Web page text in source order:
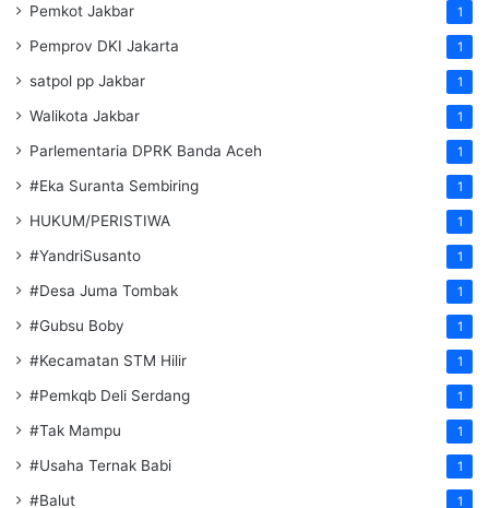
Pemkot Jakbar 1
Pemprov DKI Jakarta 1
satpol pp Jakbar 1
Walikota Jakbar 1
Parlementaria DPRK Banda Aceh 1
#Eka Suranta Sembiring 1
HUKUM/PERISTIWA 1
#YandriSusanto 1
#Desa Juma Tombak 1
#Gubsu Boby 1
#Kecamatan STM Hilir 1
#Pemkqb Deli Serdang 1
#Tak Mampu 1
#Usaha Ternak Babi 1
#Balut 1